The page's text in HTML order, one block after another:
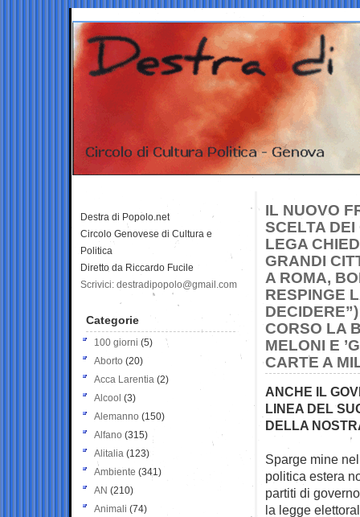
IL NUOVO
SCELTA
LEGA
GRANDI
A ROMA,
RESPINGE
CORSO LA
MELONI E
CARTE A
ANCHE IL
LINEA DEL
DELLA
Sparge mine
politica estera
partiti di
la legge
Destra di Popolo.net
Circolo Genovese di Cultura e
Politica
Diretto da Riccardo Fucile
Scrivici: destradipopolo@gmail.com
Categorie
100 giorni (5)
Aborto (20)
Acca Larentia (2)
Alcool (3)
Alemanno (150)
Alfano (315)
Alitalia (123)
Ambiente (341)
AN (210)
Animali (74)